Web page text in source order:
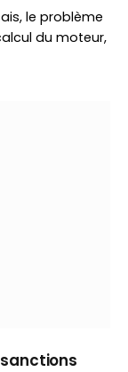
le problème
du moteur,
sanctions